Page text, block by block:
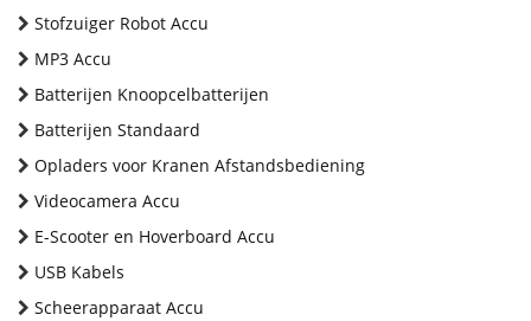
Stofzuiger Robot Accu
MP3 Accu
Batterijen Knoopcelbatterijen
Batterijen Standaard
Opladers voor Kranen Afstandsbediening
Videocamera Accu
E-Scooter en Hoverboard Accu
USB Kabels
Scheerapparaat Accu